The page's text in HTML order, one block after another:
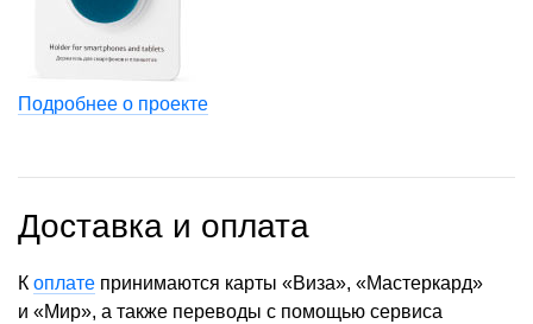
Подробнее о проекте
Доставка и оплата
К оплате принимаются карты «Виза», «Мастеркард»
и «Мир», а также переводы с помощью сервиса